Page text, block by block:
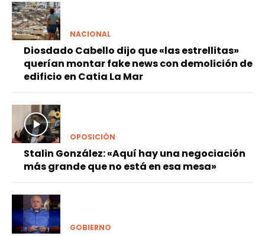
NACIONAL
Diosdado Cabello dijo que «las estrellitas»
querían montar fake news con demolición de
edificio en Catia La Mar
OPOSICIÓN
Stalin González: «Aquí hay una negociación
más grande que no está en esa mesa»
GOBIERNO